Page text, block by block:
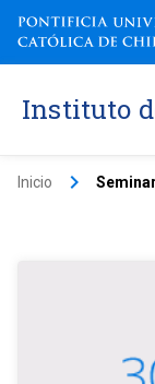
Instituto
Inicio keyboard_arrow_right